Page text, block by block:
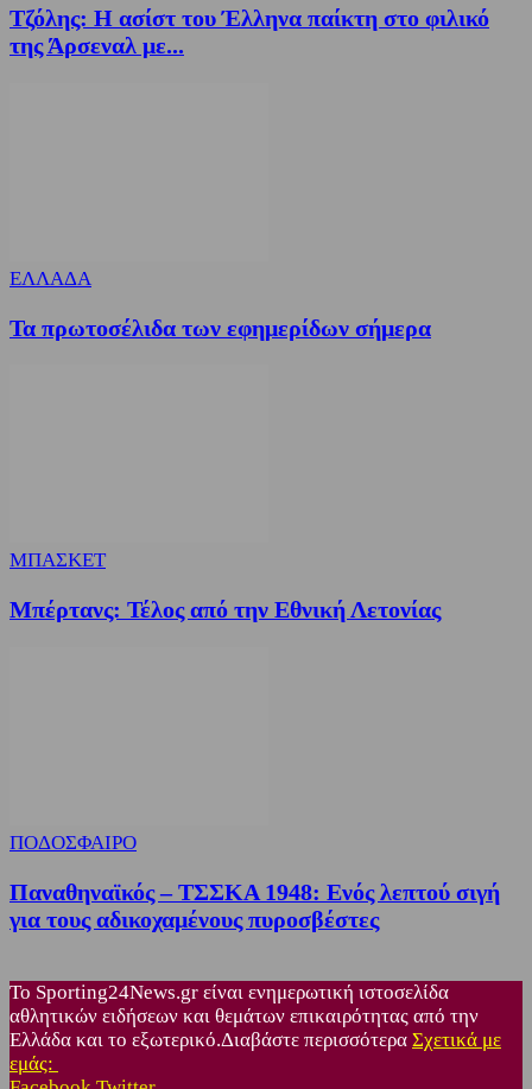
Τζόλης: Η ασίστ του Έλληνα παίκτη στο φιλικό
της Άρσεναλ με...
ΕΛΛΑΔΑ
Τα πρωτοσέλιδα των εφημερίδων σήμερα
ΜΠΑΣΚΕΤ
Μπέρτανς: Τέλος από την Εθνική Λετονίας
ΠΟΔΟΣΦΑΙΡΟ
Παναθηναϊκός – ΤΣΣΚΑ 1948: Ενός λεπτού σιγή
για τους αδικοχαμένους πυροσβέστες
Το Sporting24News.gr είναι ενημερωτική ιστοσελίδα
αθλητικών ειδήσεων και θεμάτων επικαιρότητας από την
Ελλάδα και το εξωτερικό.Διαβάστε περισσότερα Σχετικά με
εμάς: